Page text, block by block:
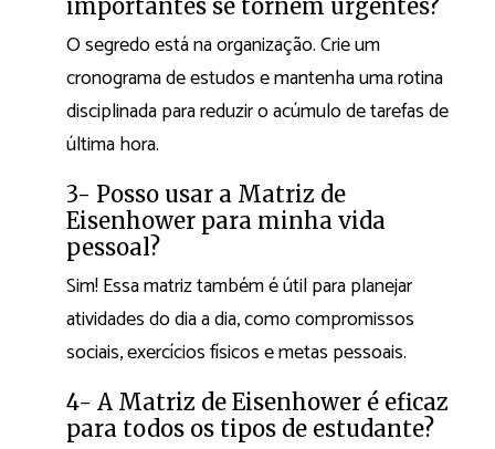
importantes se tornem urgentes?
O segredo está na organização. Crie um
cronograma de estudos e mantenha uma rotina
disciplinada para reduzir o acúmulo de tarefas de
última hora.
3- Posso usar a Matriz de
Eisenhower para minha vida
pessoal?
Sim! Essa matriz também é útil para planejar
atividades do dia a dia, como compromissos
sociais, exercícios físicos e metas pessoais.
4- A Matriz de Eisenhower é eficaz
para todos os tipos de estudante?